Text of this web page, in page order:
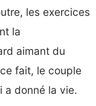
les exercices
la
aimant du
fait, le couple
a donné la vie.